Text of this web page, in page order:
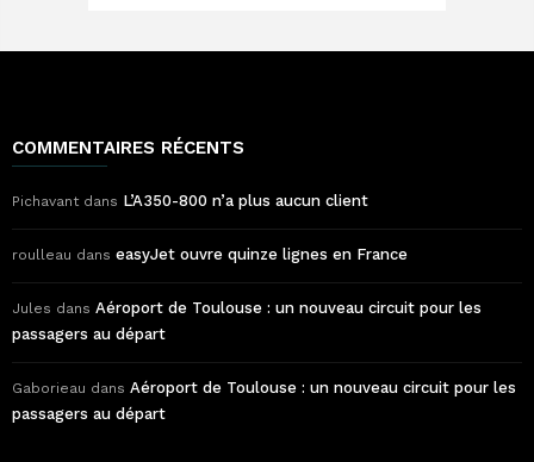
COMMENTAIRES RÉCENTS
Pichavant dans L’A350-800 n’a plus aucun client
roulleau dans easyJet ouvre quinze lignes en France
Jules dans Aéroport de Toulouse : un nouveau circuit pour les
passagers au départ
Gaborieau dans Aéroport de Toulouse : un nouveau circuit pour les
passagers au départ